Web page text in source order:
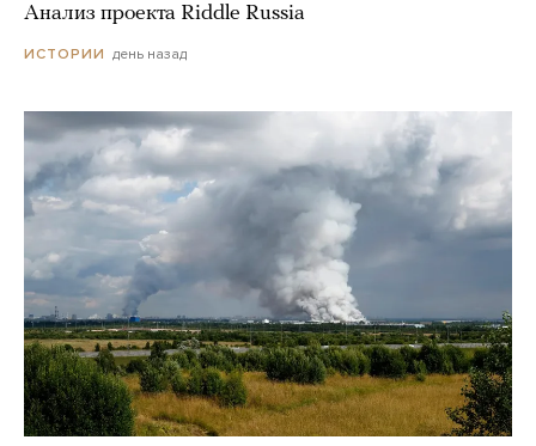
Анализ проекта Riddle Russia
ИСТОРИИ день назад